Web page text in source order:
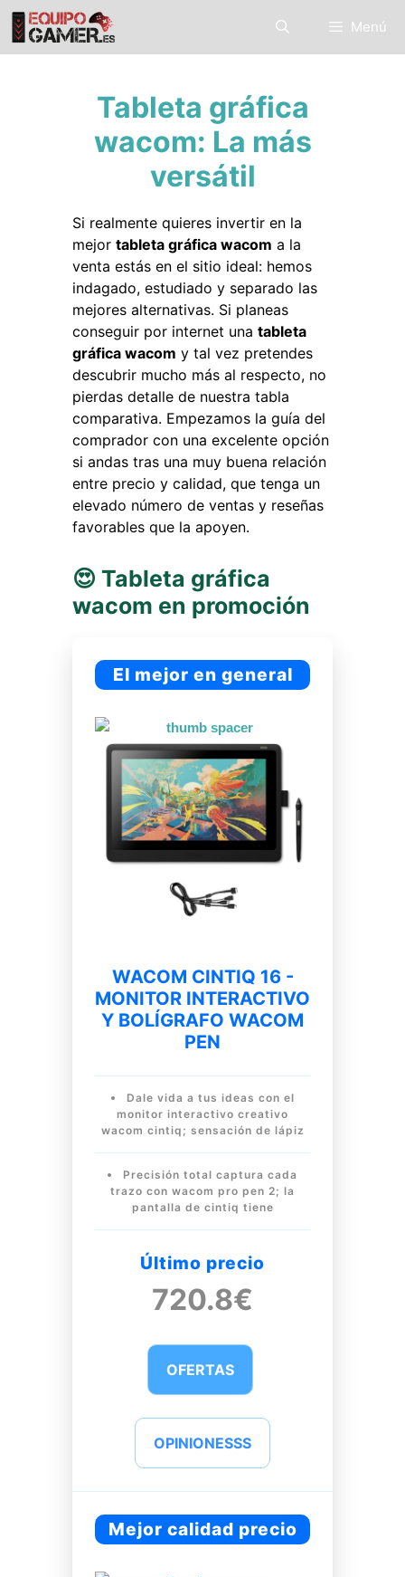
Saltar
contenido
Menú
Tableta gráfica
wacom: La más
versátil
Si realmente quieres invertir en la
mejor tableta gráfica wacom a la
venta estás en el sitio ideal: hemos
indagado, estudiado y separado las
mejores alternativas. Si planeas
conseguir por internet una tableta
gráfica wacom y tal vez pretendes
descubrir mucho más al respecto, no
pierdas detalle de nuestra tabla
comparativa. Empezamos la guía del
comprador con una excelente opción
si andas tras una muy buena relación
entre precio y calidad, que tenga un
elevado número de ventas y reseñas
favorables que la apoyen.
😍 Tableta gráfica
wacom en promoción
El mejor en general
WACOM CINTIQ 16 -
MONITOR INTERACTIVO
Y BOLÍGRAFO WACOM
PEN
Dale vida a tus ideas con el
monitor interactivo creativo
wacom cintiq; sensación de lápiz
Precisión total captura cada
trazo con wacom pro pen 2; la
pantalla de cintiq tiene
Último precio
720.8€
OFERTAS
OPINIONESSS
Mejor calidad precio